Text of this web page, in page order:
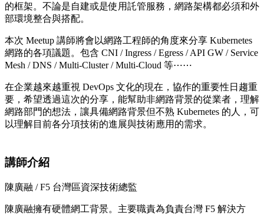
的框架。不論是自建或是使用託管服務，網路架構都必須和外
部環境整合與搭配。
本次 Meetup 講師將會以網路工程師的角度來分享 Kubernetes
網路的各項議題。包含 CNI / Ingress / Egress / API GW / Service
Mesh / DNS / Multi-Cluster / Multi-Cloud 等⋯⋯
在企業越來越重視 DevOps 文化的現在，協作的重要性日趨重
要，希望透過這次的分享，能幫助非網路背景的從業者，理解
網路部門的想法，讓具備網路背景但不熟 Kubernetes 的人，可
以理解目前各分項技術的進展與技術應用的需求。
講師介紹
陳廣融 / F5 台灣區資深技術總監
陳廣融擁有硬體網工背景。主要職責為負責台灣 F5 解決方